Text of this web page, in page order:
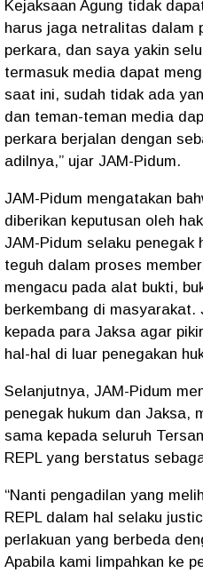
Kejaksaan Agung tidak
harus jaga netralitas dalam
perkara, dan saya yakin
termasuk media dapat
saat ini, sudah tidak ada
dan teman-teman media
perkara berjalan dengan
adilnya,” ujar JAM-Pidum.
JAM-Pidum mengatakan
diberikan keputusan oleh
JAM-Pidum selaku penegak
teguh dalam proses
mengacu pada alat bukti,
berkembang di masyarakat.
kepada para Jaksa agar
hal-hal di luar penegakan
Selanjutnya, JAM-Pidum
penegak hukum dan Jaksa,
sama kepada seluruh
REPL yang berstatus
“Nanti pengadilan yang
REPL dalam hal selaku
perlakuan yang berbeda
Apabila kami limpahkan ke